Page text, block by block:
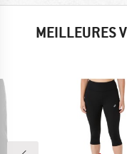
MEILLEURES